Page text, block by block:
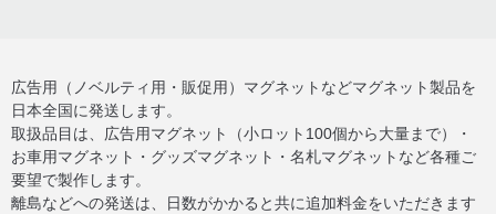
広告用（ノベルティ用・販促用）マグネットなどマグネット製品を
日本全国に発送します。
取扱品目は、広告用マグネット（小ロット100個から大量まで）・
お車用マグネット・グッズマグネット・名札マグネットなど各種ご
要望で製作します。
離島などへの発送は、日数がかかると共に追加料金をいただきます